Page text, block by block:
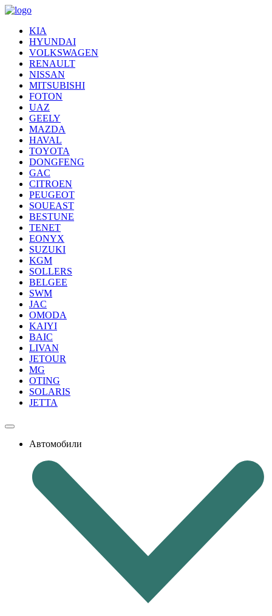
KIA
HYUNDAI
VOLKSWAGEN
RENAULT
NISSAN
MITSUBISHI
FOTON
UAZ
GEELY
MAZDA
HAVAL
TOYOTA
DONGFENG
GAC
CITROEN
PEUGEOT
SOUEAST
BESTUNE
TENET
EONYX
SUZUKI
KGM
SOLLERS
BELGEE
SWM
JAC
OMODA
KAIYI
BAIC
LIVAN
JETOUR
MG
OTING
SOLARIS
JETTA
Автомобили